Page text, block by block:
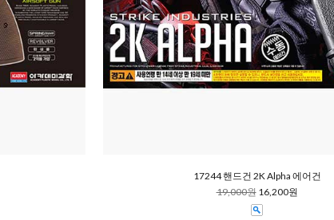
17244 핸드건 2K Alpha 에어건
19,000원 16,200원